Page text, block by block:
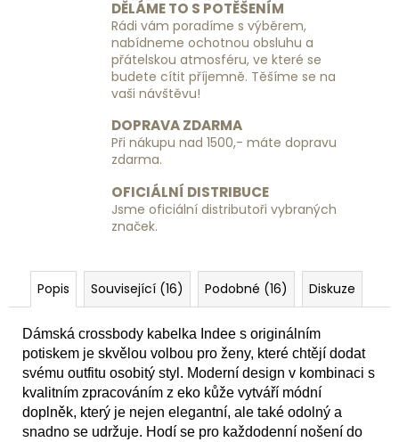
DĚLÁME TO S POTĚŠENÍM
Rádi vám poradíme s výběrem,
nabídneme ochotnou obsluhu a
přátelskou atmosféru, ve které se
budete cítit příjemně. Těšíme se na
vaši návštěvu!
DOPRAVA ZDARMA
Při nákupu nad 1500,- máte dopravu
zdarma.
OFICIÁLNÍ DISTRIBUCE
Jsme oficiální distributoři vybraných
značek.
Popis Související (16) Podobné (16) Diskuze
Dámská crossbody kabelka Indee s originálním
potiskem je skvělou volbou pro ženy, které chtějí dodat
svému outfitu osobitý styl. Moderní design v kombinaci s
kvalitním zpracováním z eko kůže vytváří módní
doplněk, který je nejen elegantní, ale také odolný a
snadno se udržuje. Hodí se pro každodenní nošení do